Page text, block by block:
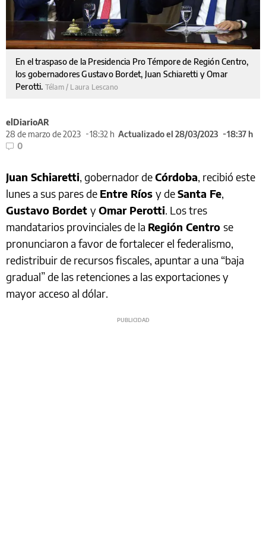
En el traspaso de la Presidencia Pro Témpore de Región Centro,
los gobernadores Gustavo Bordet, Juan Schiaretti y Omar
Perotti. Télam / Laura Lescano
elDiarioAR
28 de marzo de 2023
18:32 h Actualizado el 28/03/2023
18:37 h
0
Juan Schiaretti, gobernador deCórdoba, recibió este
lunes a sus pares de Entre Ríos y deSanta Fe,
Gustavo Bordet yOmar Perotti. Los tres
mandatarios provinciales de la Región Centro se
pronunciaron a favor de fortalecer el federalismo,
redistribuir de recursos fiscales, apuntar a una “baja
gradual” de las retenciones a las exportaciones y
mayor acceso al dólar.